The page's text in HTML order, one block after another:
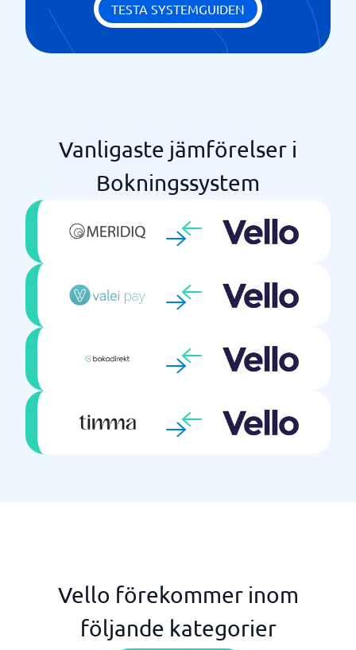
TESTA SYSTEMGUIDEN
Vanligaste jämförelser i
Bokningssystem
Vello förekommer inom
följande kategorier